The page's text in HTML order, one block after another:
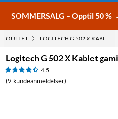
SOMMERSALG – Opptil 50 %
OUTLET LOGITECH G 502 X KABLET
Logitech G 502 X Kablet
4.5
(9 kundeanmeldelser)